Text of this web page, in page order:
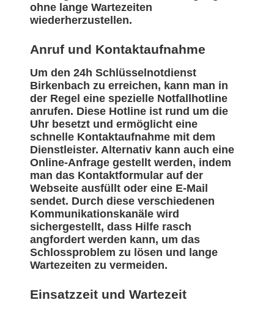
ohne lange Wartezeiten
wiederherzustellen.
Anruf und Kontaktaufnahme
Um den 24h Schlüsselnotdienst
Birkenbach zu erreichen, kann man in
der Regel eine spezielle Notfallhotline
anrufen. Diese Hotline ist rund um die
Uhr besetzt und ermöglicht eine
schnelle Kontaktaufnahme mit dem
Dienstleister. Alternativ kann auch eine
Online-Anfrage gestellt werden, indem
man das Kontaktformular auf der
Webseite ausfüllt oder eine E-Mail
sendet. Durch diese verschiedenen
Kommunikationskanäle wird
sichergestellt, dass Hilfe rasch
angfordert werden kann, um das
Schlossproblem zu lösen und lange
Wartezeiten zu vermeiden.
Einsatzzeit und Wartezeit